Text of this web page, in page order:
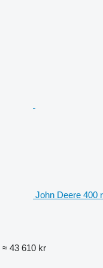
John Deere 400
≈ 43 610 kr